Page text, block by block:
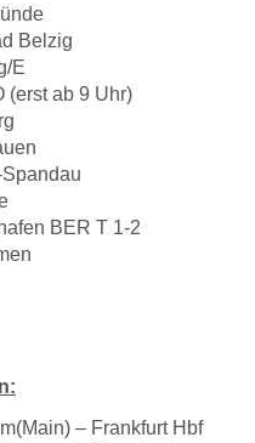
Belzig
E
(erst ab 9 Uhr)
BER T 1-2
– Frankfurt Hbf